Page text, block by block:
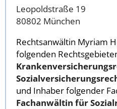
Leopoldstraße 19
80802 München
Rechtsanwältin Myriam
folgenden
und Inhaber folgender
Fachanwältin für